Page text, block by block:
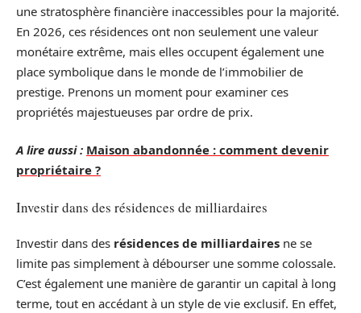
une stratosphère financière inaccessibles pour la majorité.
En 2026, ces résidences ont non seulement une valeur
monétaire extrême, mais elles occupent également une
place symbolique dans le monde de l’immobilier de
prestige. Prenons un moment pour examiner ces
propriétés majestueuses par ordre de prix.
A lire aussi : Maison abandonnée : comment devenir
propriétaire ?
Investir dans des résidences de milliardaires
Investir dans des résidences de milliardaires ne se
limite pas simplement à débourser une somme colossale.
C’est également une manière de garantir un capital à long
terme, tout en accédant à un style de vie exclusif. En effet,